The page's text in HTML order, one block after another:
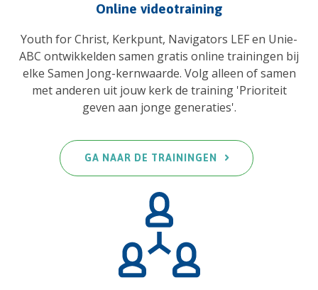
Online videotraining
Youth for Christ, Kerkpunt, Navigators LEF en Unie-
ABC ontwikkelden samen gratis online trainingen bij
elke Samen Jong-kernwaarde. Volg alleen of samen
met anderen uit jouw kerk de training 'Prioriteit
geven aan jonge generaties'.
GA NAAR DE TRAININGEN